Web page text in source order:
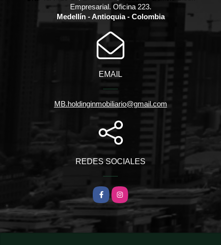
Empresarial. Oficina 223.
Medellín - Antioquia - Colombia
EMAIL
MB.holdinginmobiliario@gmail.com
REDES SOCIALES
FacebookInstagram